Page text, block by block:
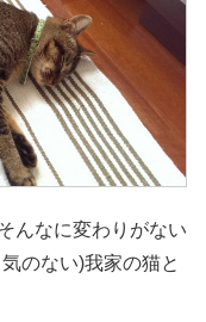
んなに変わりがない
のない)我家の猫と